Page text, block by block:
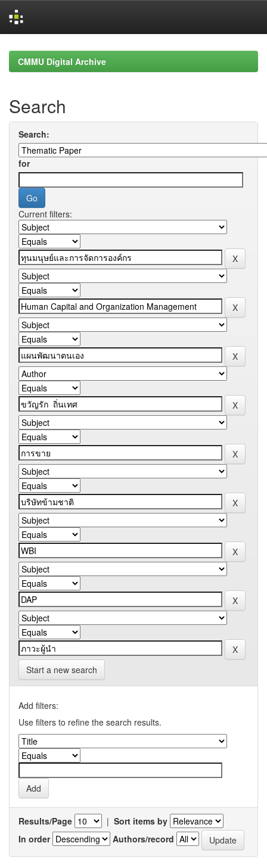
navigationCMMU Digital Archive
Search
Search:
for
Current filters:
Start a new search
Add filters:
Use filters to refine the search results.
Results/Page | Sort items by
In order
Authors/record